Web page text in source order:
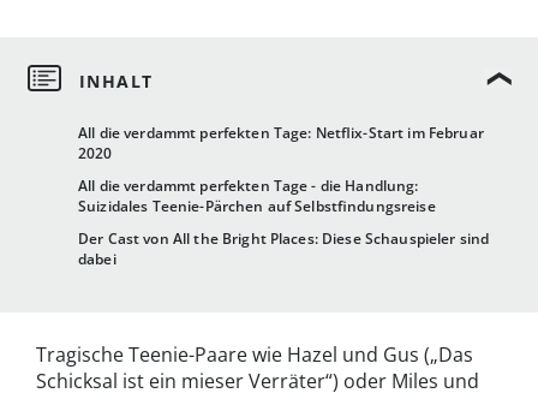
All die verdammt perfekten Tage: Netflix-Start im Februar
2020
All die verdammt perfekten Tage - die Handlung:
Suizidales Teenie-Pärchen auf Selbstfindungsreise
Der Cast von All the Bright Places: Diese Schauspieler sind
dabei
Tragische Teenie-Paare wie Hazel und Gus („Das
Schicksal ist ein mieser Verräter“) oder Miles und